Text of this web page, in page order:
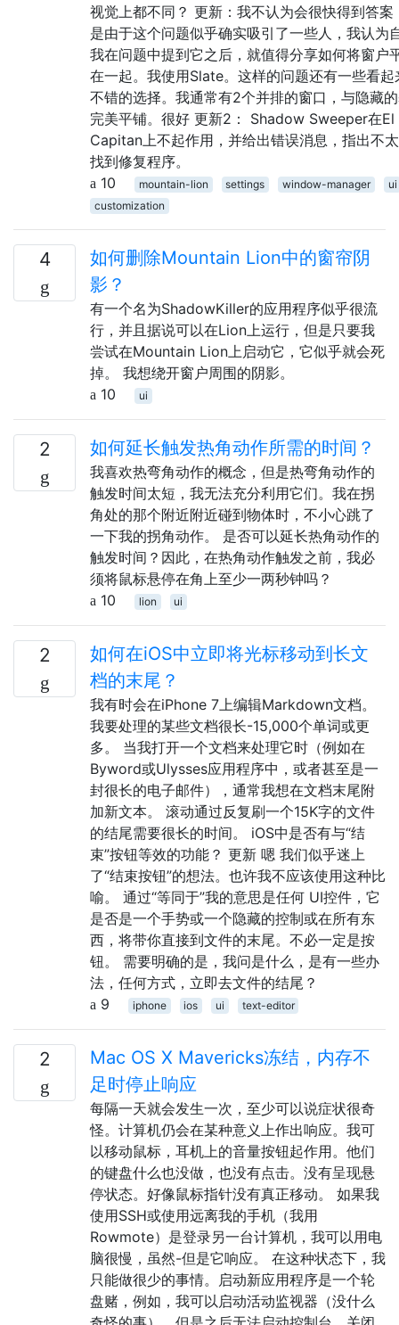
视觉上都不同？ 更新：我不认为会很快得到答案
是由于这个问题似乎确实吸引了一些人，我认为
我在问题中提到它之后，就值得分享如何将窗户
在一起。我使用Slate。这样的问题还有一些看起
不错的选择。我通常有2个并排的窗口，与隐藏
完美平铺。很好 更新2： Shadow Sweeper在El
Capitan上不起作用，并给出错误消息，指出不
找到修复程序。
10
mountain-lion settings window-manager
ui
customization
4
如何删除Mountain Lion中的窗帘阴
影？
有一个名为ShadowKiller的应用程序似乎很流
行，并且据说可以在Lion上运行，但是只要我
尝试在Mountain Lion上启动它，它似乎就会死
掉。 我想绕开窗户周围的阴影。
10
ui
2 如何延长触发热角动作所需的时间？
我喜欢热弯角动作的概念，但是热弯角动作的
触发时间太短，我无法充分利用它们。我在拐
角处的那个附近附近碰到物体时，不小心跳了
一下我的拐角动作。 是否可以延长热角动作的
触发时间？因此，在热角动作触发之前，我必
须将鼠标悬停在角上至少一两秒钟吗？
10
lion ui
2
如何在iOS中立即将光标移动到长文
档的末尾？
我有时会在iPhone 7上编辑Markdown文档。
我要处理的某些文档很长-15,000个单词或更
多。 当我打开一个文档来处理它时（例如在
Byword或Ulysses应用程序中，或者甚至是一
封很长的电子邮件），通常我想在文档末尾附
加新文本。 滚动通过反复刷一个15K字的文件
的结尾需要很长的时间。 iOS中是否有与“结
束”按钮等效的功能？ 更新 嗯 我们似乎迷上
了“结束按钮”的想法。也许我不应该使用这种比
喻。 通过“等同于”我的意思是任何 UI控件，它
是否是一个手势或一个隐藏的控制或在所有东
西，将带你直接到文件的末尾。不必一定是按
钮。 需要明确的是，我问是什么，是有一些办
法，任何方式，立即去文件的结尾？
9
iphone ios ui text-editor
2
Mac OS X Mavericks冻结，内存不
足时停止响应
每隔一天就会发生一次，至少可以说症状很奇
怪。计算机仍会在某种意义上作出响应。我可
以移动鼠标，耳机上的音量按钮起作用。他们
的键盘什么也没做，也没有点击。没有呈现悬
停状态。好像鼠标指针没有真正移动。 如果我
使用SSH或使用远离我的手机（我用
Rowmote）是登录另一台计算机，我可以用电
脑很慢，虽然-但是它响应。 在这种状态下，我
只能做很少的事情。启动新应用程序是一个轮
盘赌，例如，我可以启动活动监视器（没什么